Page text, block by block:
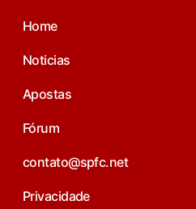
Home
Noticias
Apostas
Fórum
contato@spfc.net
Privacidade